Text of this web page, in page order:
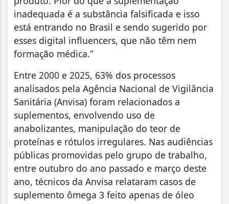
inadequada é a substância falsificada e isso
está entrando no Brasil e sendo sugerido por
esses digital influencers, que não têm nem
formação médica.”
Entre 2000 e 2025, 63% dos processos
analisados pela Agência Nacional de Vigilância
Sanitária (Anvisa) foram relacionados a
suplementos, envolvendo uso de
anabolizantes, manipulação do teor de
proteínas e rótulos irregulares. Nas audiências
públicas promovidas pelo grupo de trabalho,
entre outubro do ano passado e março deste
ano, técnicos da Anvisa relataram casos de
suplemento ômega 3 feito apenas de óleo